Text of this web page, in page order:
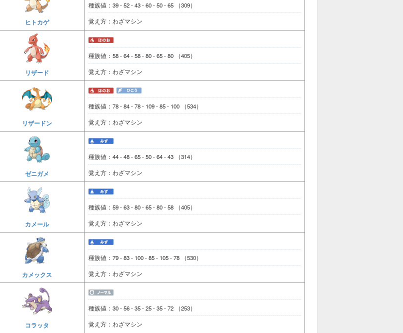
ヒトカゲ
種族値：39 - 52 - 43 - 60 - 50 - 65 （309）
覚え方：わざマシン
リザード
種族値：58 - 64 - 58 - 80 - 65 - 80 （405）
覚え方：わざマシン
リザードン
種族値：78 - 84 - 78 - 109 - 85 - 100 （534）
覚え方：わざマシン
ゼニガメ
種族値：44 - 48 - 65 - 50 - 64 - 43 （314）
覚え方：わざマシン
カメール
種族値：59 - 63 - 80 - 65 - 80 - 58 （405）
覚え方：わざマシン
カメックス
種族値：79 - 83 - 100 - 85 - 105 - 78 （530）
覚え方：わざマシン
コラッタ
種族値：30 - 56 - 35 - 25 - 35 - 72 （253）
覚え方：わざマシン